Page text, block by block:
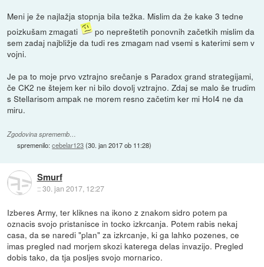
Meni je že najlažja stopnja bila težka. Mislim da že kake 3 tedne
poizkušam zmagati
po nepreštetih ponovnih začetkih mislim da
sem zadaj najbližje da tudi res zmagam nad vsemi s katerimi sem v
vojni.
Je pa to moje prvo vztrajno srečanje s Paradox grand strategijami,
če CK2 ne štejem ker ni bilo dovolj vztrajno. Zdaj se malo še trudim
s Stellarisom ampak ne morem resno začetim ker mi HoI4 ne da
miru.
Zgodovina sprememb…
spremenilo:cebelar123(30. jan 2017 ob 11:28)
Smurf
::30. jan 2017, 12:27
Izberes Army, ter kliknes na ikono z znakom sidro potem pa
oznacis svojo pristanisce in tocko izkrcanja. Potem rabis nekaj
casa, da se naredi "plan" za izkrcanje, ki ga lahko pozenes, ce
imas pregled nad morjem skozi katerega delas invazijo. Pregled
dobis tako, da tja posljes svojo mornarico.